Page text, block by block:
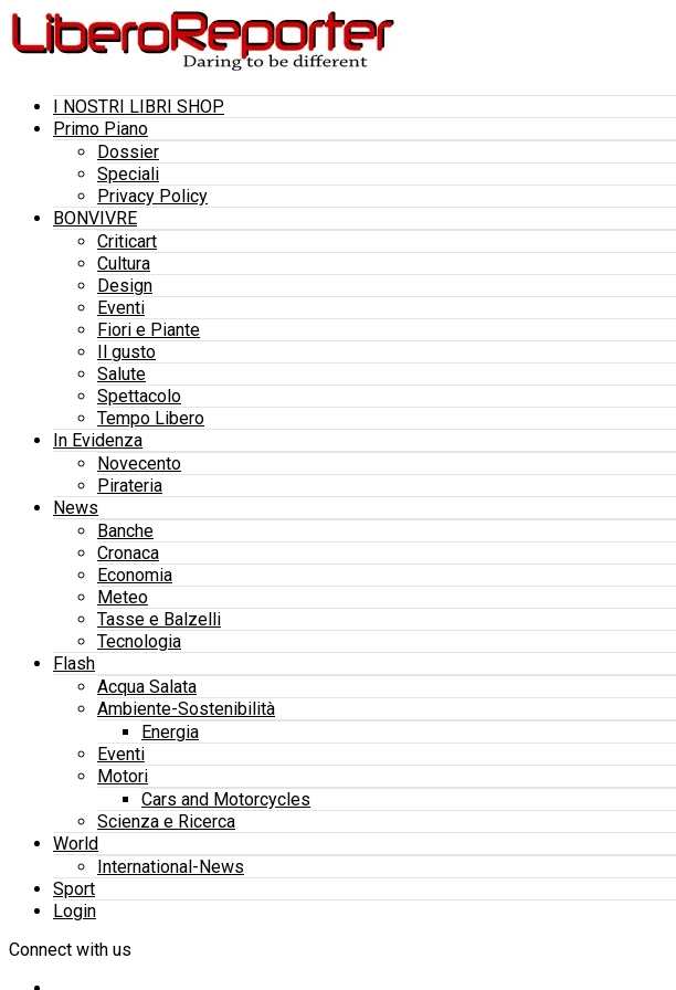
I NOSTRI LIBRI SHOP
Primo Piano
Dossier
Speciali
Privacy Policy
BONVIVRE
Criticart
Cultura
Design
Eventi
Fiori e Piante
Il gusto
Salute
Spettacolo
Tempo Libero
In Evidenza
Novecento
Pirateria
News
Banche
Cronaca
Economia
Meteo
Tasse e Balzelli
Tecnologia
Flash
Acqua Salata
Ambiente-Sostenibilità
Energia
Eventi
Motori
Cars and Motorcycles
Scienza e Ricerca
World
International-News
Sport
Login
Connect with us